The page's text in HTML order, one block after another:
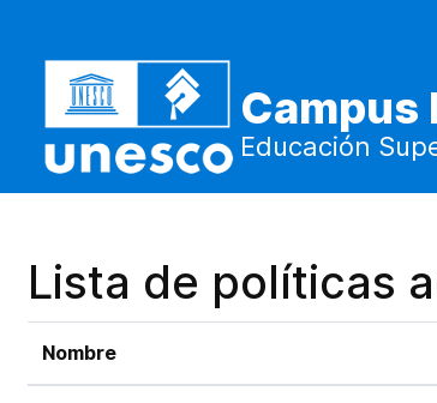
Campus
Educación
Lista de políticas
Nombre